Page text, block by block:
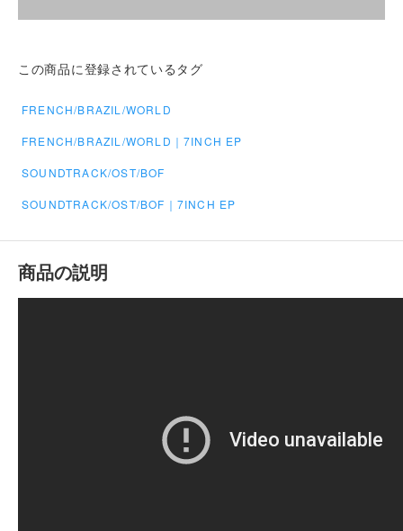
この商品に登録されているタグ
FRENCH/BRAZIL/WORLD
FRENCH/BRAZIL/WORLD｜7INCH EP
SOUNDTRACK/OST/BOF
SOUNDTRACK/OST/BOF｜7INCH EP
商品の説明